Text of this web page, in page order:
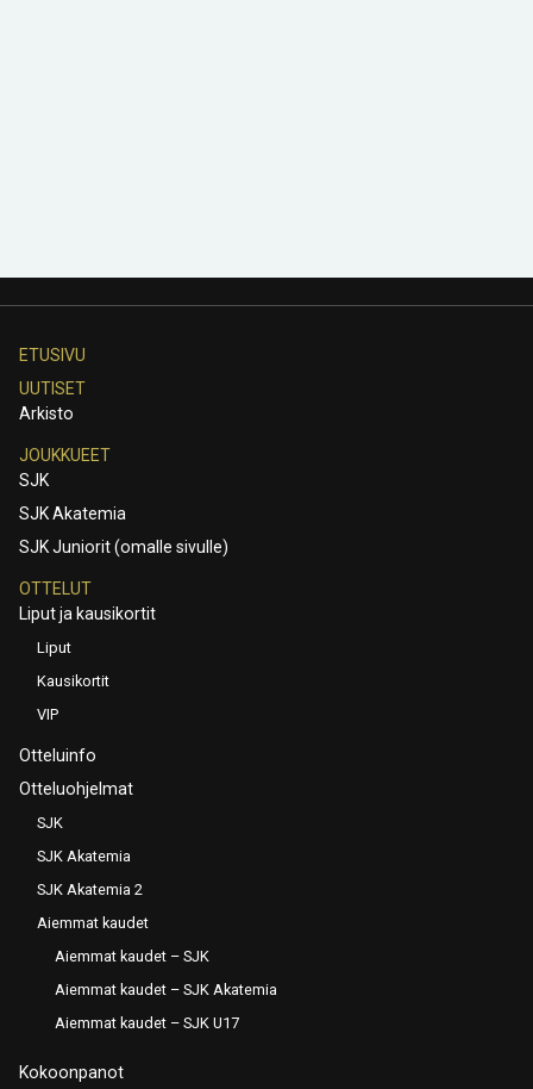
ETUSIVU
UUTISET
Arkisto
JOUKKUEET
SJK
SJK Akatemia
SJK Juniorit (omalle sivulle)
OTTELUT
Liput ja kausikortit
Liput
Kausikortit
VIP
Otteluinfo
Otteluohjelmat
SJK
SJK Akatemia
SJK Akatemia 2
Aiemmat kaudet
Aiemmat kaudet – SJK
Aiemmat kaudet – SJK Akatemia
Aiemmat kaudet – SJK U17
Kokoonpanot